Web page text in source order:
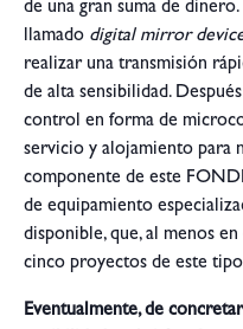
de una gran suma de
llamado digital mirror
realizar una transmisión
de alta sensibilidad.
control en forma de
servicio y alojamiento para
componente de este
de equipamiento
disponible, que, al menos
cinco proyectos de este
Eventualmente, de